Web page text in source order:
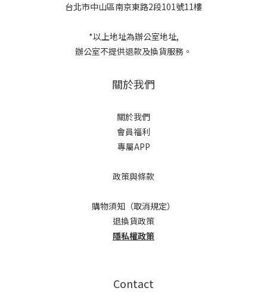
台北市中山區南京東路2段101號11樓
*以上地址為辦公室地址,
辦公室不提供退款及換貨服務。
關於我們
關於我們
會員福利
專屬APP
政策與條款
購物須知（取消規定）
退換貨政策
隱私權政策
Contact